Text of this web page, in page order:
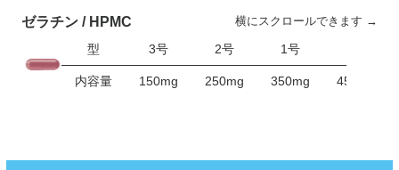
ゼラチン / HPMC
型 3号 2号 1号
内容量 150mg 250mg 350mg 450mg
横にスクロールできます →